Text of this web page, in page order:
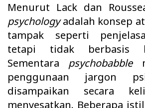
Menurut Lack dan
psychologyadalah konsep
tampak seperti
tetapi tidak berbasis
Sementara psychobabble
penggunaan jargon
disampaikan secara
menyesatkan. Beberapa